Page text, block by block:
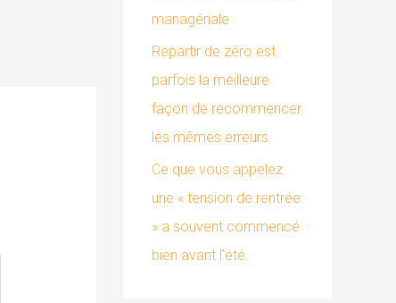
managériale
Repartir de zéro est
parfois la meilleure
façon de recommencer
les mêmes erreurs.
Ce que vous appelez
une « tension de rentrée
» a souvent commencé
bien avant l’été.